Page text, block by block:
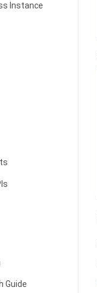
Instance
Guide